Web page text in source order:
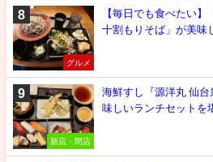
グルメ
【毎日でも食べたい】
十割もりそば」が美味
新店・閉店
海鮮すし『源洋丸 仙
味しいランチセットを